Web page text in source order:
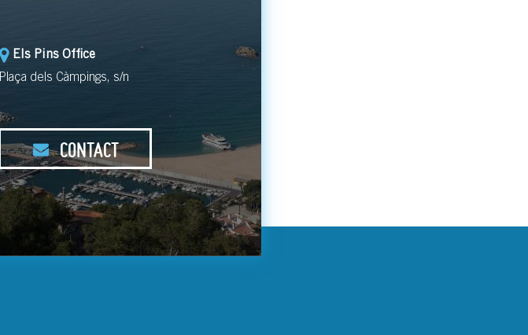
Els Pins Office
Plaça dels Càmpings, s/n
CONTACT